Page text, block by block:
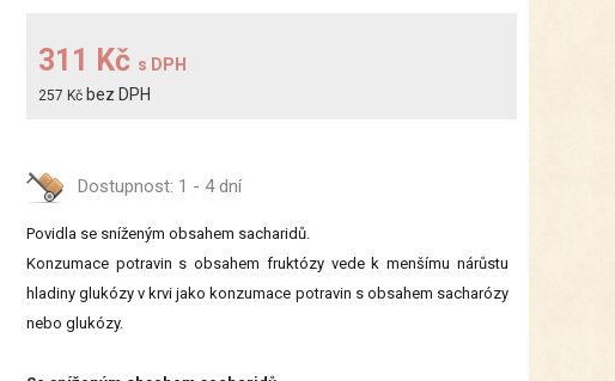
311 Kč s DPH
257 Kč bez DPH
Dostupnost: 1 - 4 dní
Povidla se sníženým obsahem sacharidů.
Konzumace potravin s obsahem fruktózy vede k menšímu nárůstu
hladiny glukózy v krvi jako konzumace potravin s obsahem sacharózy
nebo glukózy.